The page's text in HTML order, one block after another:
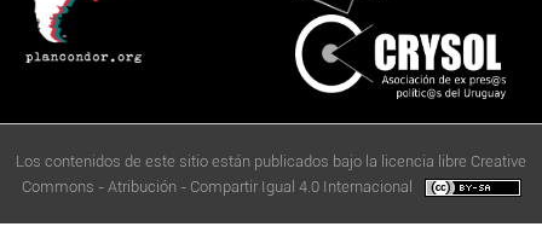
Los contenidos de este sitio están publicados bajo la licencia libre Creative
Commons - Atribución - Compartir Igual 4.0 Internacional